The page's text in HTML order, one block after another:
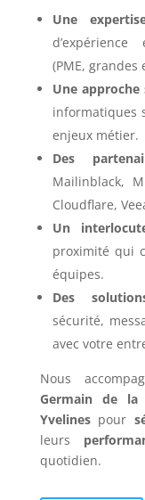
Une
(PME, grandes
Une
informatiques
enjeux métier.
Des
Mailinblack,
Cloudflare,
Un
proximité qui
équipes.
Des
sécurité,
avec votre
Nous
Germain de la
Yvelinespour
leurs
quotidien.